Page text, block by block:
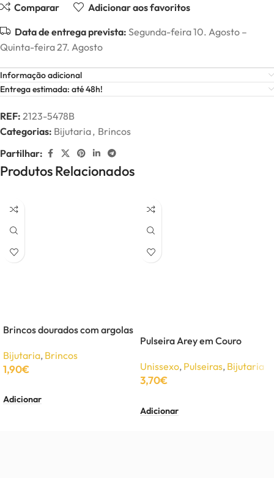
Comparar Adicionar aos favoritos
Data de entrega prevista: Segunda-feira 10. Agosto –
Quinta-feira 27. Agosto
Informação adicional
Entrega estimada: até 48h!
REF: 2123-5478B
Categorias: Bijutaria, Brincos
Partilhar:
Produtos Relacionados
Brincos dourados com argolas
Bijutaria, Brincos
1,90€
Adicionar
Pulseira Arey em Couro
Unissexo, Pulseiras, Bijutaria
3,70€
Adicionar